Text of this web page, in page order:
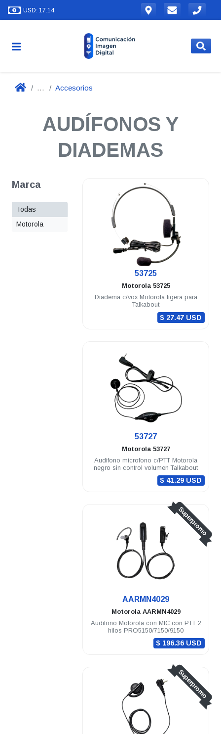
USD: 17.14
... Accesorios
AUDÍFONOS Y
DIADEMAS
Marca
Todas
Motorola
53725
Motorola 53725
Diadema c/vox Motorola ligera para
Talkabout
$ 27.47 USD
53727
Motorola 53727
Audifono microfono c/PTT Motorola
negro sin control volumen Talkabout
$ 41.29 USD
Superpromo
AARMN4029
Motorola AARMN4029
Audifono Motorola con MIC con PTT 2
hilos PRO5150/7150/9150
$ 196.36 USD
Superpromo